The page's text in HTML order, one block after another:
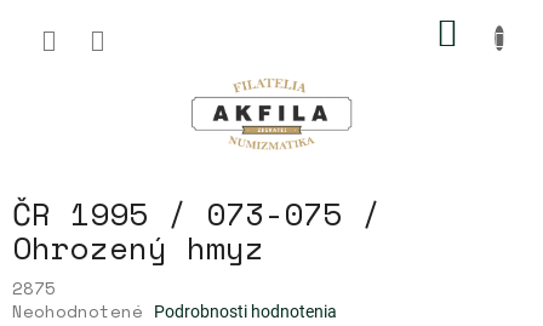
obsah
ČR 1995 / 073-075 /
Ohrozený hmyz
2875
Priemerné
Neohodnotené Podrobnosti hodnotenia